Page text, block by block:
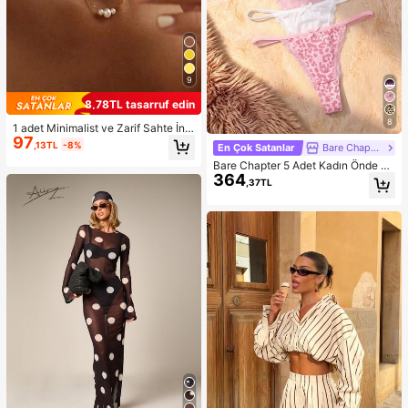
9
8,78TL tasarruf edin
1 adet Minimalist ve Zarif Sahte İnci
Kolye, Kadınların Günlük Giyimine
Uygun
97 ,13TL -8%
8
En Çok Satanlar Bare Chapter
Bare Chapter 5 Adet Kadın Önde Fi
yonklu Dantel Yama Desenli Leopar
Baskılı Tanga
364 ,37TL